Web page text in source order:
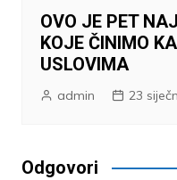
OVO JE PET
KOJE ČINIMO
USLOVIMA
admin 23
Odgovori